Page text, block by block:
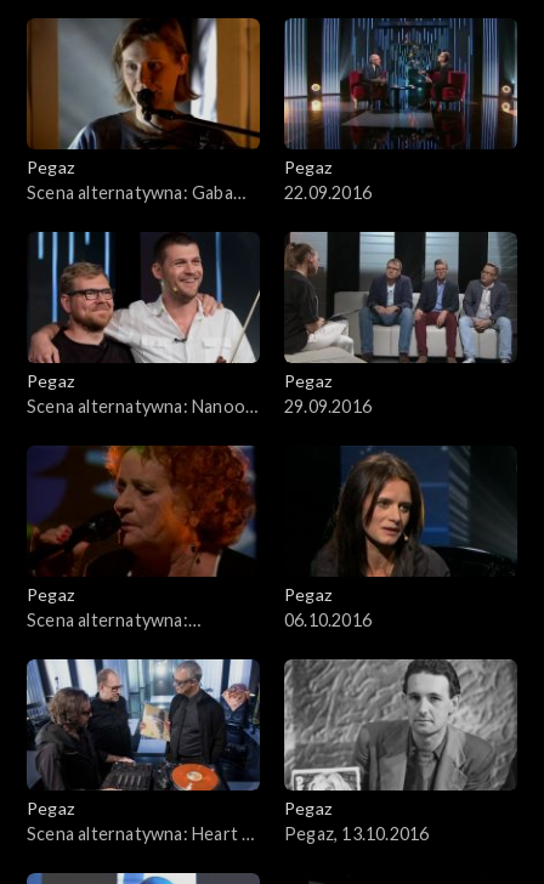
Pegaz
Scena alternatywna: Gaba
Pegaz
22.09.2016
Pegaz
Scena alternatywna: Nanook
Pegaz
29.09.2016
Pegaz
Scena alternatywna:
Rogiński
Pegaz
06.10.2016
Pegaz
Scena alternatywna: Heart &
Pegaz
Pegaz, 13.10.2016